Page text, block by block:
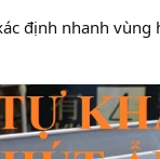
định nhanh